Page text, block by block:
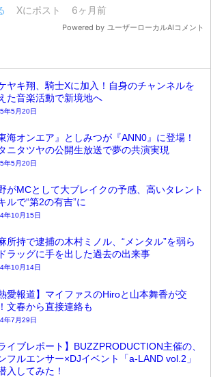
ヤキ翔、騎士Xに加入！自身のチャンネルを
た音楽活動で新境地へ
年5月20日
東海オンエア』としみつが『ANN0』に登場！
ニタツヤの公開生放送で夢の共演実現
年5月20日
がMCとして大ブレイクの予感、高いタレント
ルで“第2の有吉”に
年10月15日
所持で逮捕の木村ミノル、“メンタル”を弱ら
ラッグに手を出した過去の出来事
年10月14日
熱愛報道】マイファスのHiroと山本舞香が交
文春から直接連絡も
年7月29日
ライブレポート】BUZZPRODUCTION主催の、
フルエンサー×DJイベント「a-LAND vol.2」
入してみた！